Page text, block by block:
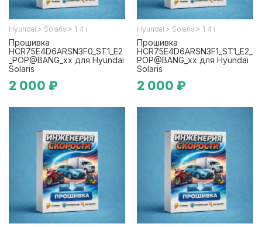
Hyundai > Solaris > 1.4 i
Прошивка
HCR75E4D6ARSN3F0_ST1_E2
_POP@BANG_xx для Hyundai
Solaris
2 000 ₽
Hyundai > Solaris > 1.4 i
Прошивка
HCR75E4D6ARSN3F1_ST1_E2_
POP@BANG_xx для Hyundai
Solaris
2 000 ₽